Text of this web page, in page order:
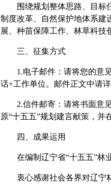
围绕规划整体思路、目标任
制度改革、自然保护地体系建
展、种苗保障工作、林草科技
三、征集方式
1.电子邮件：请将您的意见
话+工作单位。邮件正文中请
2.信件邮寄：请将书面意见
原“十五五”规划建言献策，并
四、成果运用
在编制辽宁省“十五五”林业
衷心感谢社会各界对辽宁林